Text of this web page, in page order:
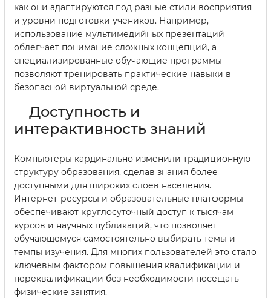
как они адаптируются под разные стили восприятия
и уровни подготовки учеников. Например,
использование мультимедийных презентаций
облегчает понимание сложных концепций, а
специализированные обучающие программы
позволяют тренировать практические навыки в
безопасной виртуальной среде.
Доступность и
интерактивность знаний
Компьютеры кардинально изменили традиционную
структуру образования, сделав знания более
доступными для широких слоёв населения.
Интернет-ресурсы и образовательные платформы
обеспечивают круглосуточный доступ к тысячам
курсов и научных публикаций, что позволяет
обучающемуся самостоятельно выбирать темы и
темпы изучения. Для многих пользователей это стало
ключевым фактором повышения квалификации и
переквалификации без необходимости посещать
физические занятия.